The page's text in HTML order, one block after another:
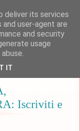
Iscriviti e
deliver its services
user-agent are
and security
usage
IT